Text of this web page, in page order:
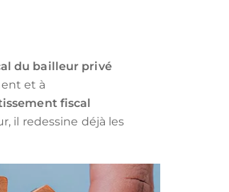
du bailleur privé
et à
fiscal
il redessine déjà les